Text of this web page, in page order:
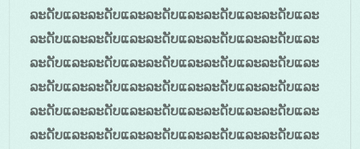
ລະດັບແລະລະດັບແລະລະດັບແລະລະດັບແລະລະດັບແລະ
ລະດັບແລະລະດັບແລະລະດັບແລະລະດັບແລະລະດັບແລະ
ລະດັບແລະລະດັບແລະລະດັບແລະລະດັບແລະລະດັບແລະ
ລະດັບແລະລະດັບແລະລະດັບແລະລະດັບແລະລະດັບແລະ
ລະດັບແລະລະດັບແລະລະດັບແລະລະດັບແລະລະດັບແລະ
ລະດັບແລະລະດັບແລະລະດັບແລະລະດັບແລະລະດັບແລະ